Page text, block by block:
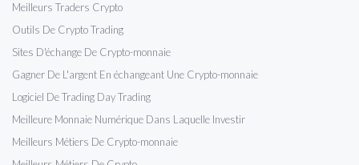
Meilleurs Traders Crypto
Outils De Crypto Trading
Sites D'échange De Crypto-monnaie
Gagner De L'argent En échangeant Une Crypto-monnaie
Logiciel De Trading Day Trading
Meilleure Monnaie Numérique Dans Laquelle Investir
Meilleurs Métiers De Crypto-monnaie